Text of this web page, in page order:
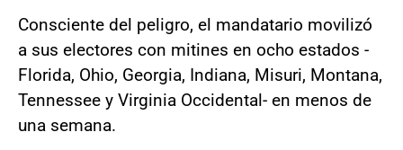
Consciente del peligro, el mandatario movilizó
a sus electores con mitines en ocho estados -
Florida, Ohio, Georgia, Indiana, Misuri, Montana,
Tennessee y Virginia Occidental- en menos de
una semana.